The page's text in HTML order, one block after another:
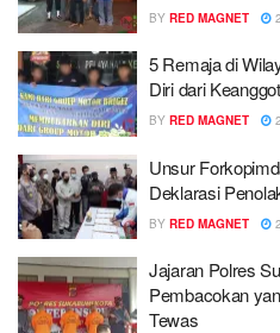
BY RED MAGNET
5 Remaja di
Diri dari
BY RED MAGNET
Unsur
Deklarasi
BY RED MAGNET
Jajaran Polres
Pembacokan
Tewas